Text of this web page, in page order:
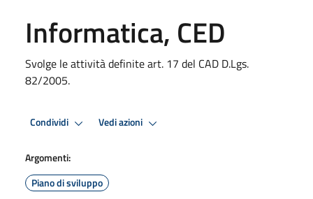
Informatica, CED
Svolge le attività definite art. 17 del CAD D.Lgs.
82/2005.
Condividi Vedi azioni
Argomenti:
Piano di sviluppo